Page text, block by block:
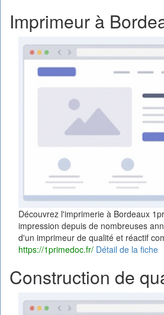
Imprimeur à
Découvrez l'imprimerie à Bordeaux
impression depuis de nombreuses
d'un imprimeur de qualité et réactif
https://1primedoc.fr/ Détail de la fiche
Construction de